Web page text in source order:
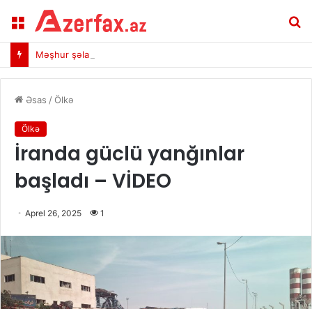
Menu
Məşhur şəlaləyə gedən yola buna görə şlaqbaum qoyulub
Əsas /Ölkə
Ölkə
İranda güclü yanğınlar
başladı – VİDEO
Aprel 26, 2025 1